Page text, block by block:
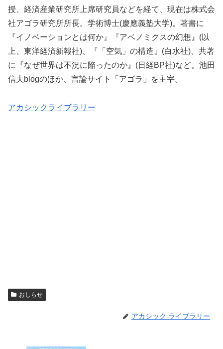
授、経済産業研究所上席研究員などを経て、現在は株式会
社アゴラ研究所所長。学術博士(慶應義塾大学)。著書に
『イノベーションとは何か』『アベノミクスの幻想』(以
上、東洋経済新報社)、『「空気」の構造』(白水社)、共著
に『なぜ世界は不況に陥ったのか』(日経BP社)など。池田
信夫blogのほか、言論サイト「アゴラ」を主宰。
アカシックライブラリー
おしらせ
アカシック ライブラリー